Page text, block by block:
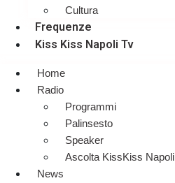
Cultura
Frequenze
Kiss Kiss Napoli Tv
Home
Radio
Programmi
Palinsesto
Speaker
Ascolta KissKiss Napoli
News